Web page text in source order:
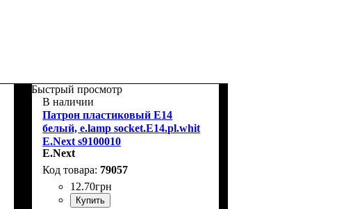
Быстрый просмотр
В наличии
Патрон пластиковый Е14
белый, e.lamp socket.E14.pl.whit
E.Next s9100010
E.Next
79057
12.70грн
Купить